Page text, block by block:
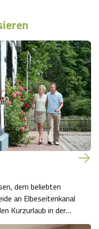
dem beliebten
an Elbeseitenkanal
Kurzurlaub in der